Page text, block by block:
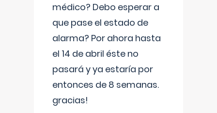
médico? Debo esperar a
que pase el estado de
alarma? Por ahora hasta
el 14 de abril éste no
pasará y ya estaría por
entonces de 8 semanas.
gracias!